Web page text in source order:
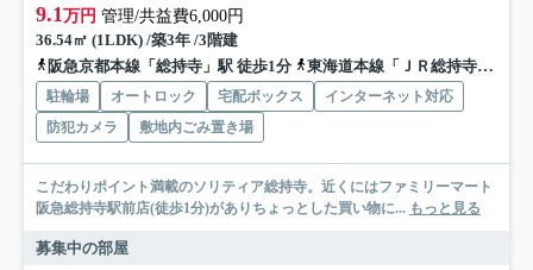
9.1万円 管理/共益費6,000円
36.54㎡ (1LDK) /築3年 /3階建
阪急京都本線「総持寺」駅 徒歩1分
東海道本線「ＪＲ総持寺」駅 徒歩10分
駐輪場 オートロック 宅配ボックス
インターネット対応
防犯カメラ
敷地内ごみ置き場
こだわりポイント満載のソリティア総持寺。近くにはファミリーマート
阪急総持寺駅前店(徒歩1分)がありちょっとした買い物に... もっと見る
募集中の部屋